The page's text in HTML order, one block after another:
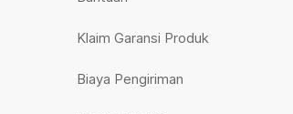
Klaim Garansi Produk
Biaya Pengiriman